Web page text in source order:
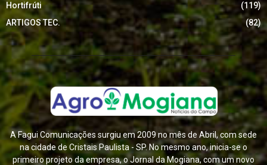
Hortifrúti
(119)
ARTIGOS TEC.
(82)
A Fagui Comunicações surgiu em 2009 no mês de Abril, com sede
na cidade de Cristais Paulista - SP. No mesmo ano, inicia-se o
primeiro projeto da empresa, o Jornal da Mogiana, com um novo